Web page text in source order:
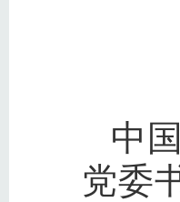
中
党委